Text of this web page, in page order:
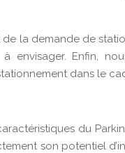
la demande de
envisager. Enfin,
dans le
du
son potentiel